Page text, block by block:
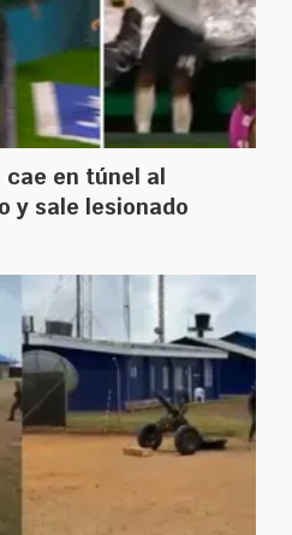
cae en túnel al
y sale lesionado